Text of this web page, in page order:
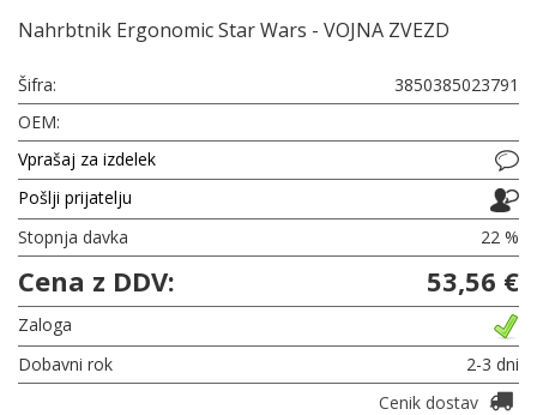
Nahrbtnik Ergonomic Star Wars - VOJNA ZVEZD
Šifra:
3850385023791
OEM:
Vprašaj za izdelek
Pošlji prijatelju
Stopnja davka
22 %
Cena z DDV: 53,56 €
Zaloga
Dobavni rok
2-3 dni
Cenik dostav